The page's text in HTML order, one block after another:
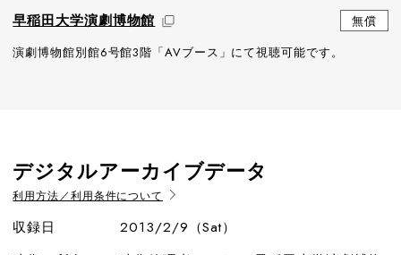
早稲田大学演劇博物館
無償
演劇博物館別館6号館3階「AVブース」にて視聴可能です。
デジタルアーカイブデータ
利用方法／利用条件について
収録日
2013/2/9（Sat）